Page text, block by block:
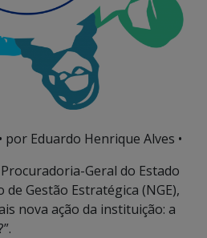
• por Eduardo Henrique Alves •
Geral do Estado
de Gestão Estratégica (NGE),
nova ação da instituição: a